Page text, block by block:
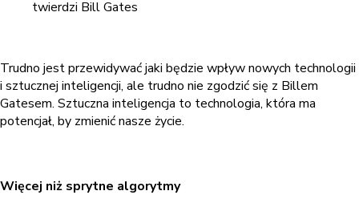
twierdzi Bill Gates
Trudno jest przewidywać jaki będzie wpływ nowych technologii
i sztucznej inteligencji, ale trudno nie zgodzić się z Billem
Gatesem. Sztuczna inteligencja to technologia, która ma
potencjał, by zmienić nasze życie.
Więcej niż sprytne algorytmy